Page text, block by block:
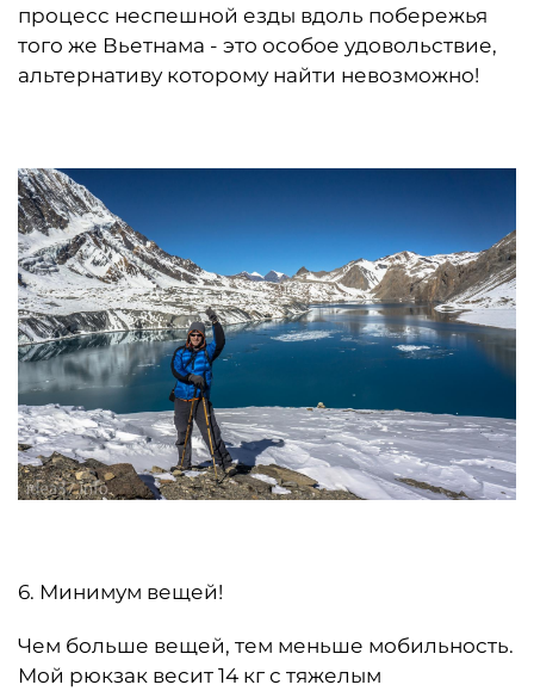
процесс неспешной езды вдоль побережья
того же Вьетнама - это особое удовольствие,
альтернативу которому найти невозможно!
6. Минимум вещей!
Чем больше вещей, тем меньше мобильность.
Мой рюкзак весит 14 кг с тяжелым